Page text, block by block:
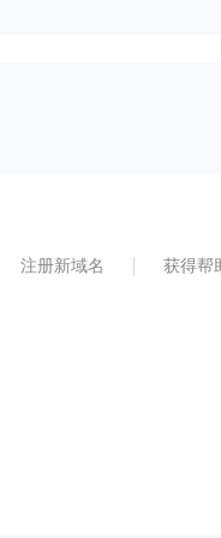
注册新域名 获得帮